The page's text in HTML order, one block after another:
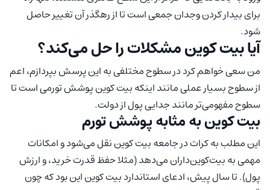
برای بیدار کردن وجدان جمعی است تا از رهگذر آن تغییر حاصل
شود.
آیا بیت کوین مشکلات را حل می‌کند؟
من سعی خواهم کرد در سطوح مختلفی به این پرسش بپردازم، اعم
از سطوح بسیار عملی مانند اینکه بیت کوین پوشش تورمی است تا
سطوح مفهومی‌تر مانند جدایی پول از دولت.
بیت کوین به مثابه پوشش تورم
این مطلب به کرات در جامعه بیت کوین نقل می‌شود و امکانات
مهمی به بیت‌کوین‌داران می‌دهد (مثلا حفظ قدرت خرید، و ارزش
پول). تا سال پیش، ادعای استاندارد بیت کوین این بود که چون